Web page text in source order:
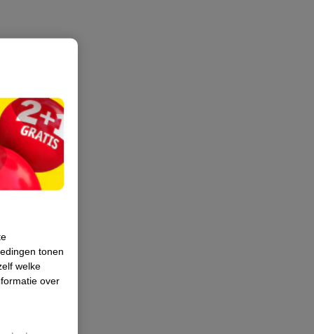
tonen
welke
over